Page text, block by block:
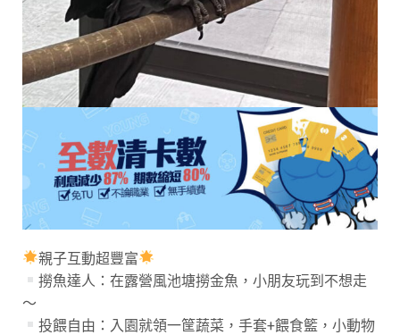
親子互動超豐富
撈魚達人：在露營風池塘撈金魚，小朋友玩到不想走
～
投餵自由：入園就領一筐蔬菜，手套+餵食籃，小動物